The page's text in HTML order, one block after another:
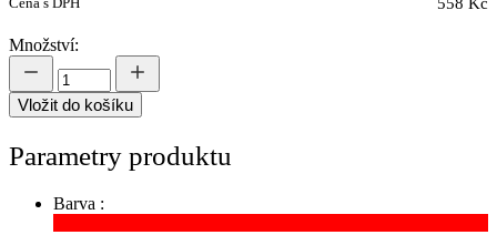
Množství:
Vložit do košíku
Parametry produktu
Barva :